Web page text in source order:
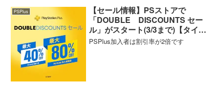
PSPlus
【セール情報】PSストアで
「DOUBLE DISCOUNTS セー
ル」がスタート(3/3まで)【タイト
ル一覧・ソート機能付き】
PSPlus加入者は割引率が2倍です